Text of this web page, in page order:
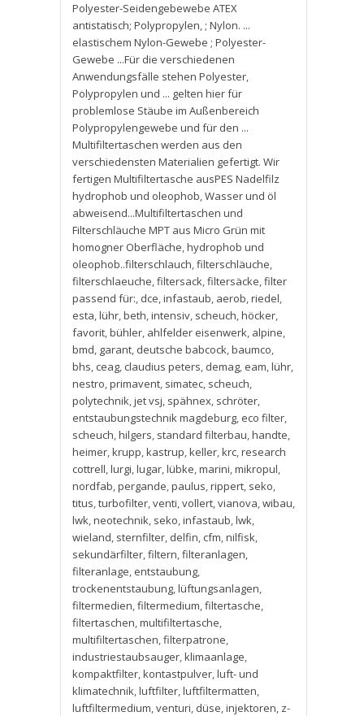
Polyester-Seidengebewebe ATEX
antistatisch; Polypropylen, ; Nylon. ...
elastischem Nylon-Gewebe ; Polyester-
Gewebe ...Für die verschiedenen
Anwendungsfälle stehen Polyester,
Polypropylen und ... gelten hier für
problemlose Stäube im Außenbereich
Polypropylengewebe und für den ...
Multifiltertaschen werden aus den
verschiedensten Materialien gefertigt. Wir
fertigen Multifiltertasche ausPES Nadelfilz
hydrophob und oleophob,Wasser und öl
abweisend...Multifiltertaschen und
Filterschläuche MPT aus Micro Grün mit
homogner Oberfläche,hydrophob und
oleophob..filterschlauch,filterschläuche,
filterschlaeuche,filtersack,filtersäcke,filter
passend für:, dce,infastaub, aerob,riedel,
esta,lühr,beth,intensiv, scheuch,höcker,
favorit,bühler, ahlfelder eisenwerk, alpine,
bmd, garant, deutsche babcock,baumco,
bhs, ceag, claudius peters, demag, eam,lühr,
nestro,primavent, simatec, scheuch,
polytechnik,jet vsj, spähnex, schröter,
entstaubungstechnik magdeburg, eco filter,
scheuch,hilgers, standard filterbau,handte,
heimer,krupp,kastrup,keller,krc,research
cottrell,lurgi,lugar,lübke,marini,mikropul,
nordfab,pergande,paulus,rippert, seko,
titus,turbofilter,venti,vollert,vianova,wibau,
lwk,neotechnik, seko,infastaub,lwk,
wieland, sternfilter, delfin, cfm,nilfisk,
sekundärfilter,filtern,filteranlagen,
filteranlage, entstaubung,
trockenentstaubung,lüftungsanlagen,
filtermedien,filtermedium,filtertasche,
filtertaschen,multifiltertasche,
multifiltertaschen,filterpatrone,
industriestaubsauger,klimaanlage,
kompaktfilter,kontastpulver,luft- und
klimatechnik,luftfilter,luftfiltermatten,
luftfiltermedium,venturi, düse,injektoren, z-